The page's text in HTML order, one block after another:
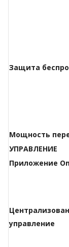
Защита
Мощность
УПРАВЛЕНИЕ
Приложение
управление